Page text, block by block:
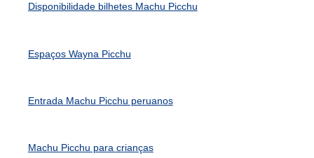
Disponibilidade bilhetes Machu Picchu
Espaços Wayna Picchu
Entrada Machu Picchu peruanos
Machu Picchu para crianças